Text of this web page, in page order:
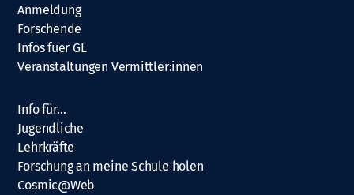
Anmeldung
Forschende
Infos fuer GL
Veranstaltungen Vermittler:innen
Info für…
Jugendliche
Lehrkräfte
Forschung an meine Schule holen
Cosmic@Web